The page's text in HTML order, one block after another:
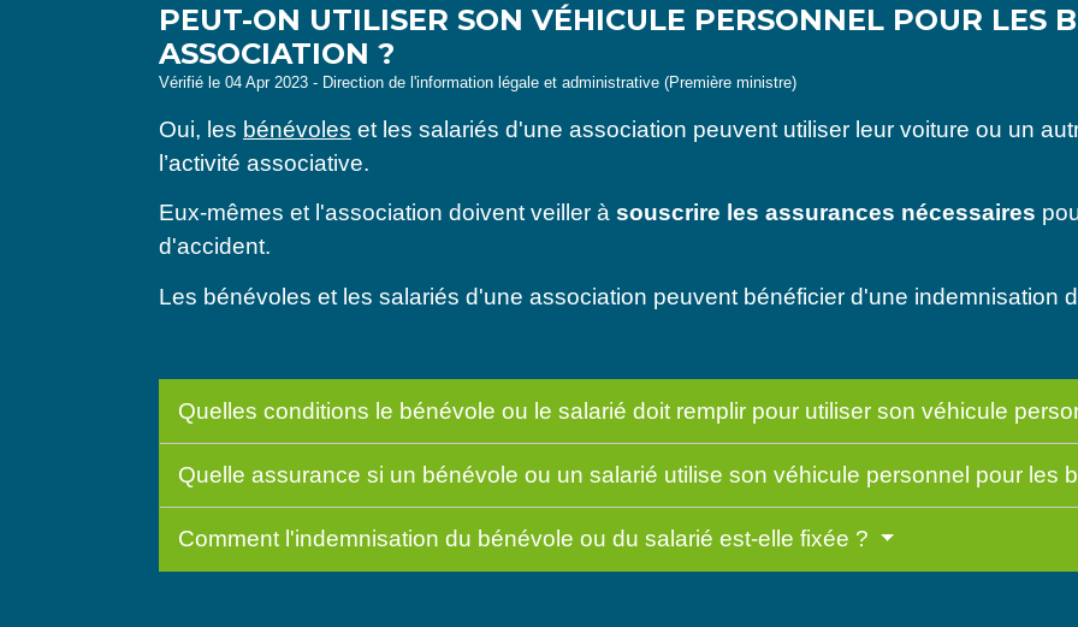
PEUT-ON UTILISER SON VÉHICULE PERSONNEL POUR LES
ASSOCIATION ?
Vérifié le 04 Apr 2023 - Direction de l'information légale et administrative (Première ministre)
Oui, les bénévoles et les salariés d'une association peuvent utiliser leur voiture ou un
l’activité associative.
Eux-mêmes et l'association doivent veiller à souscrire les assurances nécessaires
d'accident.
Les bénévoles et les salariés d'une association peuvent bénéficier d'une indemnisation
Quelles conditions le bénévole ou le salarié doit remplir pour utiliser son véhicule
Quelle assurance si un bénévole ou un salarié utilise son véhicule personnel pour les
Comment l'indemnisation du bénévole ou du salarié est-elle fixée ?